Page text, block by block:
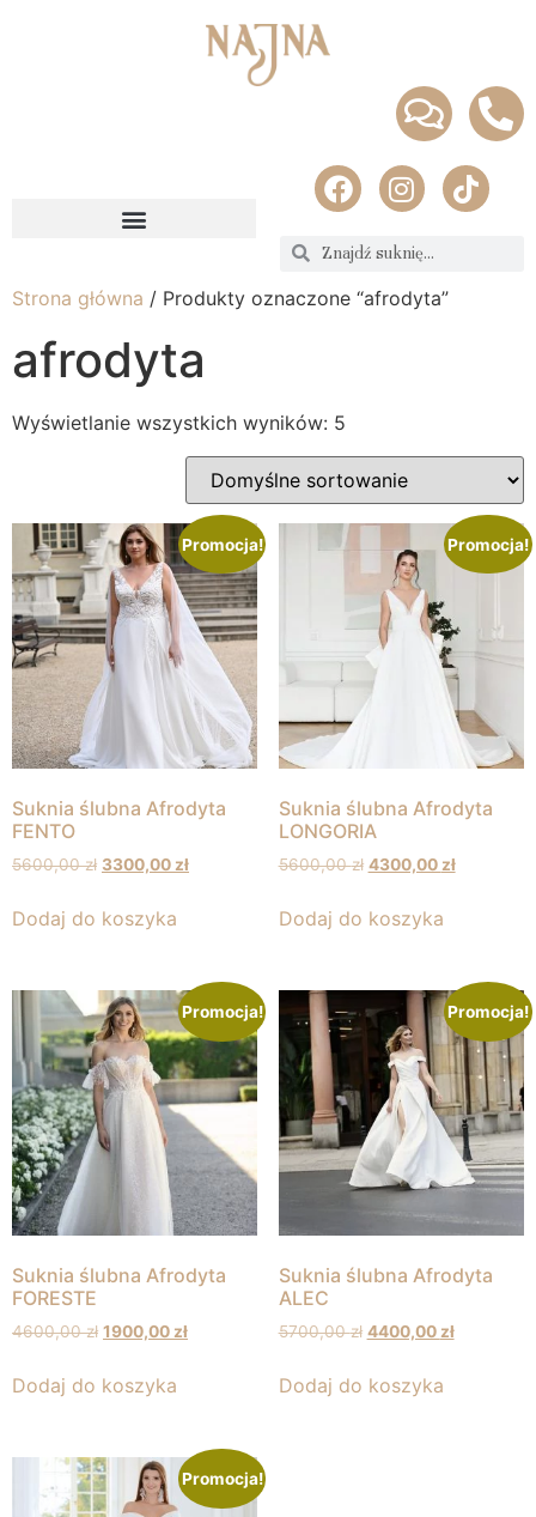
Strona główna / Produkty oznaczone “afrodyta”
afrodyta
Wyświetlanie wszystkich wyników: 5
Promocja!
Suknia ślubna Afrodyta
FENTO
5600,00zł 3300,00zł
Dodaj do koszyka
Promocja!
Suknia ślubna Afrodyta
LONGORIA
5600,00zł 4300,00zł
Dodaj do koszyka
Promocja!
Suknia ślubna Afrodyta
FORESTE
4600,00zł 1900,00zł
Dodaj do koszyka
Promocja!
Suknia ślubna Afrodyta
ALEC
5700,00zł 4400,00zł
Dodaj do koszyka
Promocja!